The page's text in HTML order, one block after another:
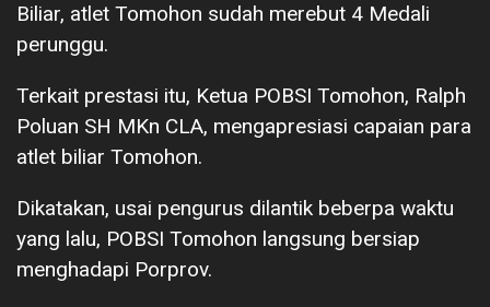
Biliar, atlet Tomohon sudah merebut 4 Medali
perunggu.
Terkait prestasi itu, Ketua POBSI Tomohon, Ralph
Poluan SH MKn CLA, mengapresiasi capaian para
atlet biliar Tomohon.
Dikatakan, usai pengurus dilantik beberpa waktu
yang lalu, POBSI Tomohon langsung bersiap
menghadapi Porprov.